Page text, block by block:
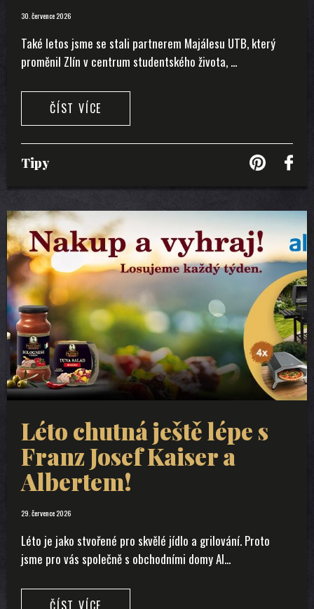
30. července 2026
Také letos jsme se stali partnerem Majálesu UTB, který
proměnil Zlín v centrum studentského života, ...
ČÍST VÍCE
Tipy
Léto chutná ještě lépe s
Franz Josef Kaiser a
Albertem!
29. července 2026
Léto je jako stvořené pro skvělé jídlo a grilování. Proto
jsme pro vás společně s obchodními domy Al...
ČÍST VÍCE